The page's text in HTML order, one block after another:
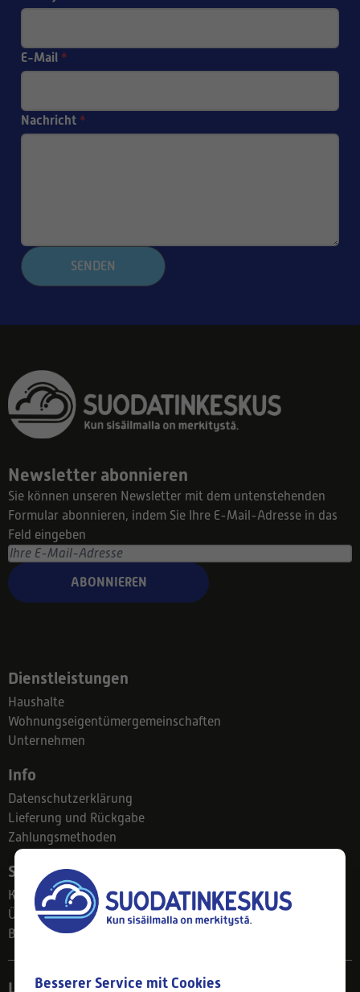
E-Mail *
Nachricht *
SENDEN
Newsletter abonnieren
Sie können unseren Newsletter mit dem untenstehenden
Formular abonnieren, indem Sie Ihre E-Mail-Adresse in das
Feld eingeben
ABONNIEREN
Dienstleistungen
Haushalte
Wohnungseigentümergemeinschaften
Unternehmen
Info
Datenschutzerklärung
Lieferung und Rückgabe
Zahlungsmethoden
Suodatinkeskus
Kontakt
Über uns
Blog
Ladengeschäft
Besserer Service mit Cookies